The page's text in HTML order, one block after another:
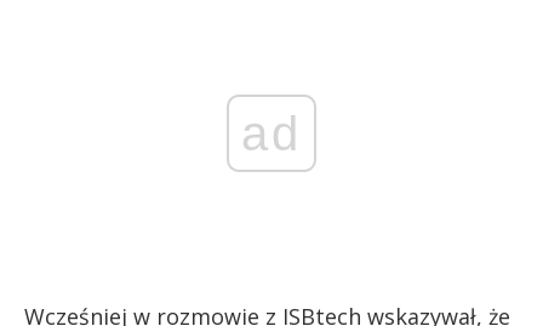
ad
Wcześniej w rozmowie z ISBtech wskazywał, że